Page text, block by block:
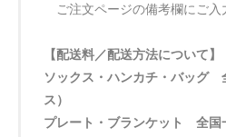
ご注文ページの備考欄にご入
【配送料／配送方法について】
ソックス・ハンカチ・バッグ
ス）
プレート・ブランケット 全国